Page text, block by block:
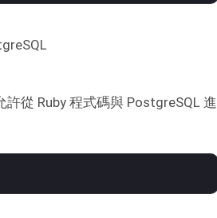
從 Ruby 程式碼與 PostgreSQL 進